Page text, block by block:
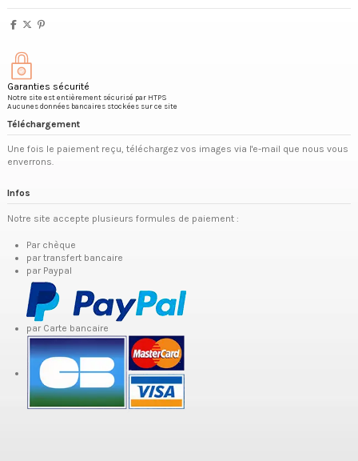
Garanties sécurité
Notre site est entièrement sécurisé par HTPS
Aucunes données bancaires stockées sur ce site
Téléchargement
Une fois le paiement reçu, téléchargez vos images via l'e-mail que nous vous
enverrons.
Infos
Notre site accepte plusieurs formules de paiement :
Par chèque
par transfert bancaire
par Paypal
par Carte bancaire